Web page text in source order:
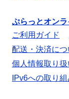
ぷらっとオン
ご利用ガイド
配送・決済につ
個人情報取り
IPv6への取り組